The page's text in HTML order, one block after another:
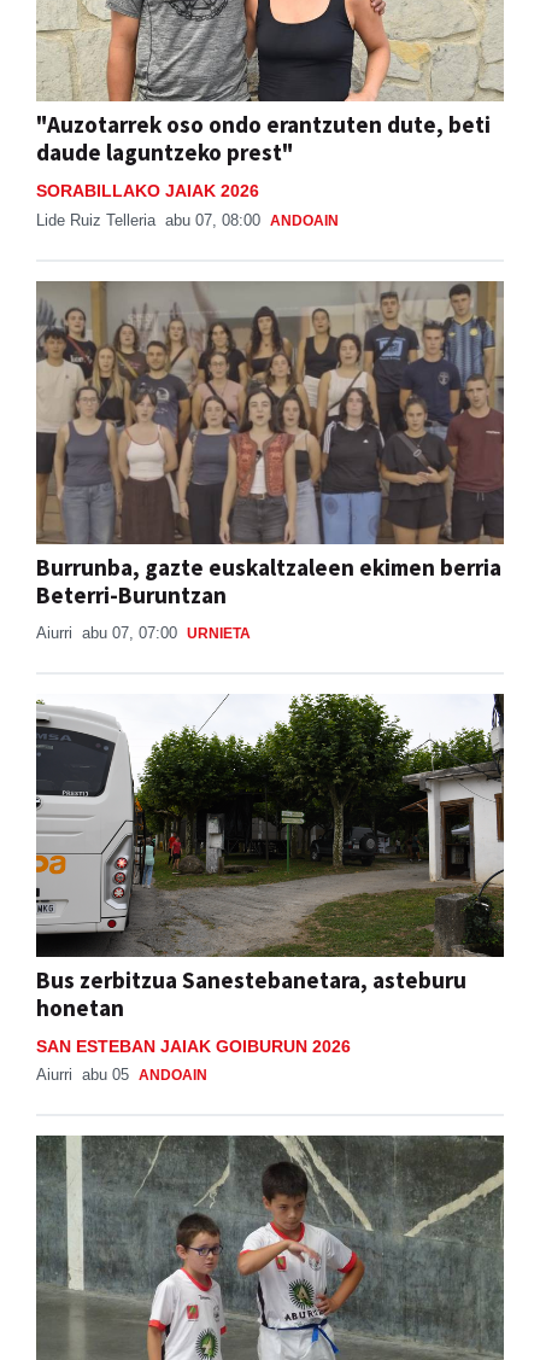
"Auzotarrek oso ondo erantzuten dute, beti
daude laguntzeko prest"
SORABILLAKO JAIAK 2026
Lide Ruiz Telleria abu 07, 08:00 ANDOAIN
Burrunba, gazte euskaltzaleen ekimen berria
Beterri-Buruntzan
Aiurri abu 07, 07:00 URNIETA
Bus zerbitzua Sanestebanetara, asteburu
honetan
SAN ESTEBAN JAIAK GOIBURUN 2026
Aiurri abu 05 ANDOAIN